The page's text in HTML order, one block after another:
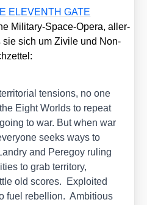
ELEVENTH GATE
Mili­ta­ry-Space-Ope­ra, aller­
sie sich um Zivi­le und Non­
ten­si­ons, no one
Eight Worlds to repeat
to war. But when war
seeks ways to
and Pere­goy ruling
to grab ter­ri­to­ry,
old scores. Exploi­ted
fuel rebel­li­on. Ambi­tious